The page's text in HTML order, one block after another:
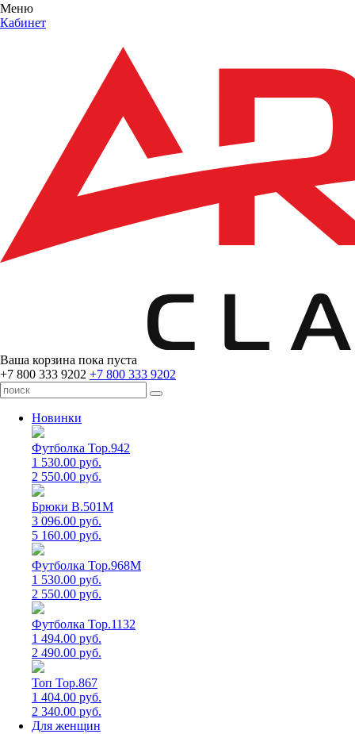
Меню
Кабинет
Ваша корзина пока пуста
+7 800 333 9202 +7 800 333 9202
Новинки
Футболка Top.942
1 530.00 руб.
2 550.00 руб.
Брюки B.501M
3 096.00 руб.
5 160.00 руб.
Футболка Top.968M
1 530.00 руб.
2 550.00 руб.
Футболка Top.1132
1 494.00 руб.
2 490.00 руб.
Топ Top.867
1 404.00 руб.
2 340.00 руб.
Для женщин